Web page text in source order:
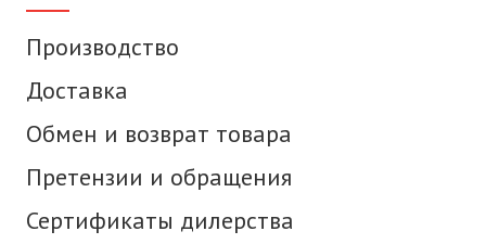
Производство
Доставка
Обмен и возврат товара
Претензии и обращения
Сертификаты дилерства